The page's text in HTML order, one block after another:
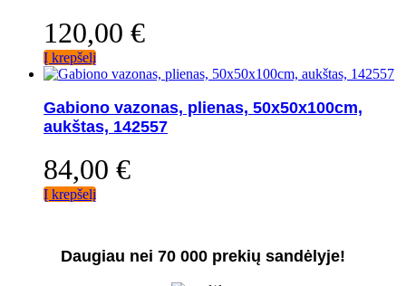
120,00 €
Į krepšelį
Gabiono vazonas, plienas, 50x50x100cm,
aukštas, 142557
84,00 €
Į krepšelį
Daugiau nei 70 000 prekių sandėlyje!